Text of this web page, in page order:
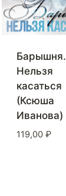
Барышня.
Нельзя
касаться
(Ксюша
Иванова)
119,00 ₽